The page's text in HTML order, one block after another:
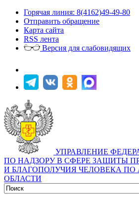
Горячая линия: 8(4162)49-49-80
Отправить обращение
Карта сайта
RSS лента
Версия для слабовидящих
УПРАВЛЕНИЕ
ПО НАДЗОРУ В СФЕРЕ ЗАЩИТЫ
И БЛАГОПОЛУЧИЯ ЧЕЛОВЕКА ПО
ОБЛАСТИ